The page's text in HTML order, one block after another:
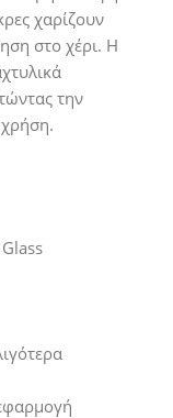
χαρίζουν
στο χέρι. Η
την